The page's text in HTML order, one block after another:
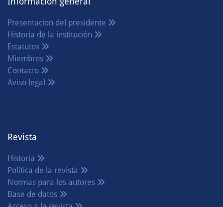
Presentacion del presidente
Historia de la institución
Estatutos
Miembros
Contacto
Aviso legal
Revista
Historia
Política de la revista
Normas para los autores
Base de datos